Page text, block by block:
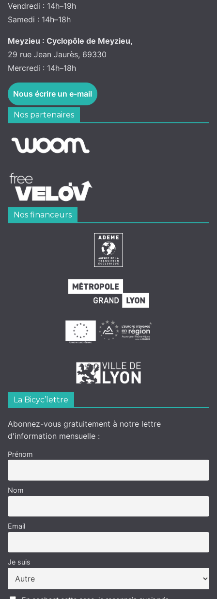
Vendredi : 14h–19h
Samedi : 14h–18h
Meyzieu : Cyclopôle de Meyzieu,
29 rue Jean Jaurès, 69330
Mercredi : 14h–18h
Nous écrire un e-mail
Nos partenaires
Nos financeurs
La Bicyc’lettre
Abonnez-vous gratuitement à notre lettre
d'information mensuelle :
Prénom
Nom
Email
Je suis